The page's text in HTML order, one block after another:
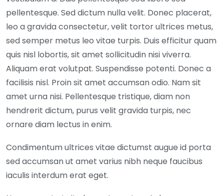
pellentesque. Sed dictum nulla velit. Donec placerat,
leo a gravida consectetur, velit tortor ultrices metus,
sed semper metus leo vitae turpis. Duis efficitur quam
quis nisl lobortis, sit amet sollicitudin nisi viverra.
Aliquam erat volutpat. Suspendisse potenti. Donec a
facilisis nisl. Proin sit amet accumsan odio. Nam sit
amet urna nisi. Pellentesque tristique, diam non
hendrerit dictum, purus velit gravida turpis, nec
ornare diam lectus in enim.
Condimentum ultrices vitae dictumst augue id porta
sed accumsan ut amet varius nibh neque faucibus
iaculis interdum erat eget.